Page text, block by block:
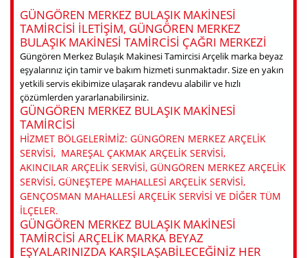
GÜNGÖREN MERKEZ BULAŞIK MAKINESI
TAMIRCISI ILETIŞIM, GÜNGÖREN MERKEZ
BULAŞIK MAKINESI TAMIRCISI ÇAĞRI MERKEZI
Güngören Merkez Bulaşık Makinesi Tamircisi Arçelik marka beyaz
eşyalarınız için tamir ve bakım hizmeti sunmaktadır. Size en yakın
yetkili servis ekibimize ulaşarak randevu alabilir ve hızlı
çözümlerden yararlanabilirsiniz.
GÜNGÖREN MERKEZ BULAŞIK MAKINESI
TAMIRCISI
HIZMET BÖLGELERIMIZ: GÜNGÖREN MERKEZ ARÇELIK
SERVISI, MAREŞAL ÇAKMAK ARÇELIK SERVISI,
AKINCILAR ARÇELIK SERVISI, GÜNGÖREN MERKEZ ARÇELIK
SERVISI, GÜNEŞTEPE MAHALLESI ARÇELIK SERVISI,
GENÇOSMAN MAHALLESI ARÇELIK SERVISI VE DIĞER TÜM
ILÇELER.
GÜNGÖREN MERKEZ BULAŞIK MAKINESI
TAMIRCISI ARÇELIK MARKA BEYAZ
EŞYALARINIZDA KARŞILAŞABILECEĞINIZ HER